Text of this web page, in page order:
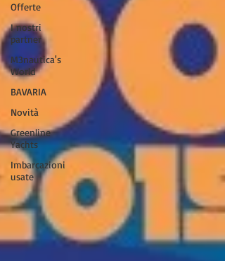
Offerte
I nostri
partner
M3nautica's
World
BAVARIA
Novità
Greenline
Yachts
Imbarcazioni
usate